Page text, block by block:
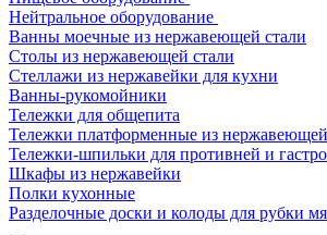
Нейтральное оборудование
Ванны моечные из нержавеющей стали
Столы из нержавеющей стали
Стеллажи из нержавейки для кухни
Ванны-рукомойники
Тележки для общепита
Тележки платформенные из нержавеющей
Тележки-шпильки для противней и
Шкафы из нержавейки
Полки кухонные
Разделочные доски и колоды для рубки